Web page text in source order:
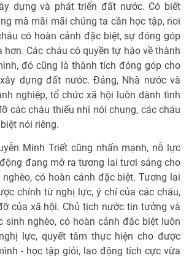
dựng và phát triển đất nước. Có biết
mà mãi mãi chúng ta cần học tập, noi
có hoàn cảnh đặc biệt, sự đóng góp
hơn. Các cháu có quyền tự hào về thành
đó cũng là thành tích đóng góp cho
dựng đất nước. Đảng, Nhà nước và
nghiệp, tổ chức xã hội luôn dành tình
các cháu thiếu nhi nói chung, các cháu
nói riêng.
Minh Triết cũng nhấn mạnh, nỗ lực
đang mở ra tương lai tươi sáng cho
có hoàn cảnh đặc biệt. Tương lai
chính từ nghị lực, ý chí của các cháu,
của xã hội. Chủ tịch nước tin tưởng và
sinh nghèo, có hoàn cảnh đặc biệt luôn
lực, quyết tâm thực hiện cho được
- học tập giỏi, lao động tích cực vừa